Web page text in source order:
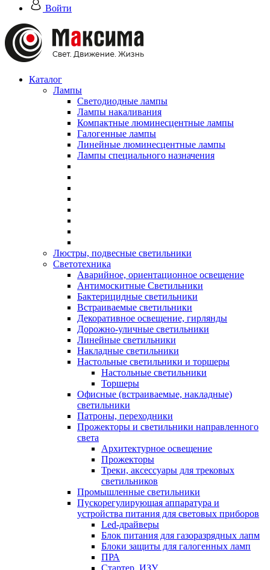
Войти
Каталог
Лампы
Светодиодные лампы
Лампы накаливания
Компактные люминесцентные лампы
Галогенные лампы
Линейные люминесцентные лампы
Лампы специального назначения
Люстры, подвесные светильники
Светотехника
Аварийное, ориентационное освещение
Антимоскитные Светильники
Бактерицидные светильники
Встраиваемые светильники
Декоративное освещение, гирлянды
Дорожно-уличные светильники
Линейные светильники
Накладные светильники
Настольные светильники и торшеры
Настольные светильники
Торшеры
Офисные (встраиваемые, накладные)
светильники
Патроны, переходники
Прожекторы и светильники направленного
света
Архитектурное освещение
Прожекторы
Треки, аксессуары для трековых
светильников
Промышленные светильники
Пускорегулирующая аппаратура и
устройства питания для световых приборов
Led-драйверы
Блок питания для газоразрядных лапм
Блоки защиты для галогенных ламп
ПРА
Стартер, ИЗУ